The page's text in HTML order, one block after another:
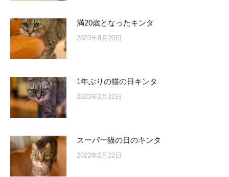
満20歳となったキンタ
2023年8月20日
1年ぶりの猫の日キンタ
2023年2月22日
スーパー猫の日のキンタ
2022年2月22日